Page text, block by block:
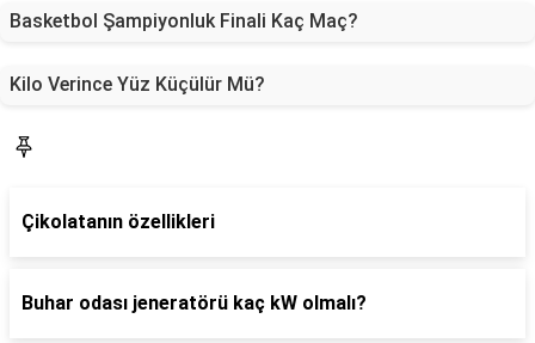
Basketbol Şampiyonluk Finali Kaç Maç?
Kilo Verince Yüz Küçülür Mü?
Çikolatanın özellikleri
Buhar odası jeneratörü kaç kW olmalı?